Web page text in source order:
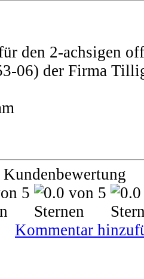
den 2-achsigen
06) der Firma
Kommentar